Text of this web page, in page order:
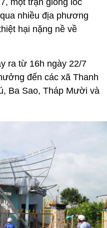
một trận giông lốc
nhiều địa phương
hại nặng nề về
ra từ 16h ngày 22/7
đến các xã Thanh
Ba Sao, Tháp Mười và